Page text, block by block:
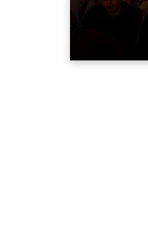
Лоиком
сорок